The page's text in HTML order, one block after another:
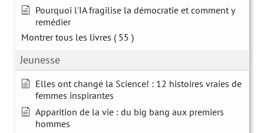
Pourquoi l'IA fragilise la démocratie et comment y
remédier
Montrer tous les livres ( 55 )
Jeunesse
Elles ont changé la Science! : 12 histoires vraies de
femmes inspirantes
Apparition de la vie : du big bang aux premiers
hommes